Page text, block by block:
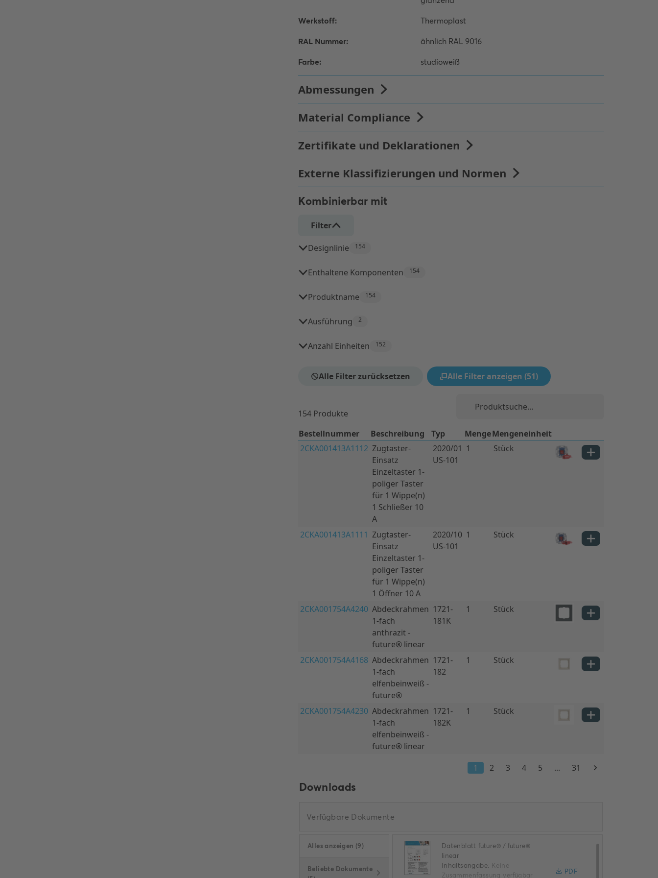
Kombinierbar mit
Downloads
Verfügbare Dokumente
Alles anzeigen (9)
Beliebte Dokumente
Datenblatt future® / future®
linear
Inhaltsangabe: Keine
Zusammenfassung verfügbar
PDF